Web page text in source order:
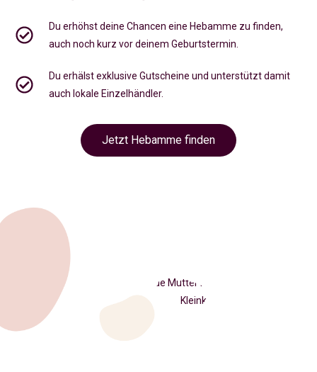
Du erhöhst deine Chancen eine Hebamme zu finden,
auch noch kurz vor deinem Geburtstermin
Du erhälst exklusive Gutscheine und unterstützt damit
auch lokale Einzelhändler.
Jetzt Hebamme finden